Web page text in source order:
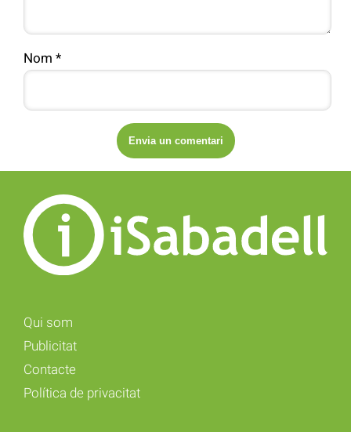
Nom *
Qui som
Publicitat
Contacte
Política de privacitat